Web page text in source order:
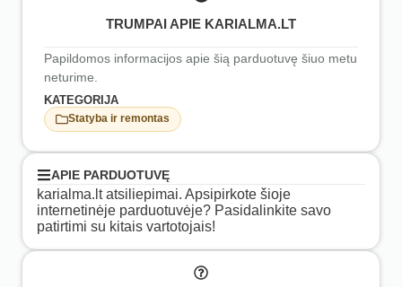
TRUMPAI APIE KARIALMA.LT
Papildomos informacijos apie šią parduotuvę šiuo metu
neturime.
KATEGORIJA
Statyba ir remontas
APIE PARDUOTUVĘ
karialma.lt atsiliepimai. Apsipirkote šioje
internetinėje parduotuvėje? Pasidalinkite savo
patirtimi su kitais vartotojais!